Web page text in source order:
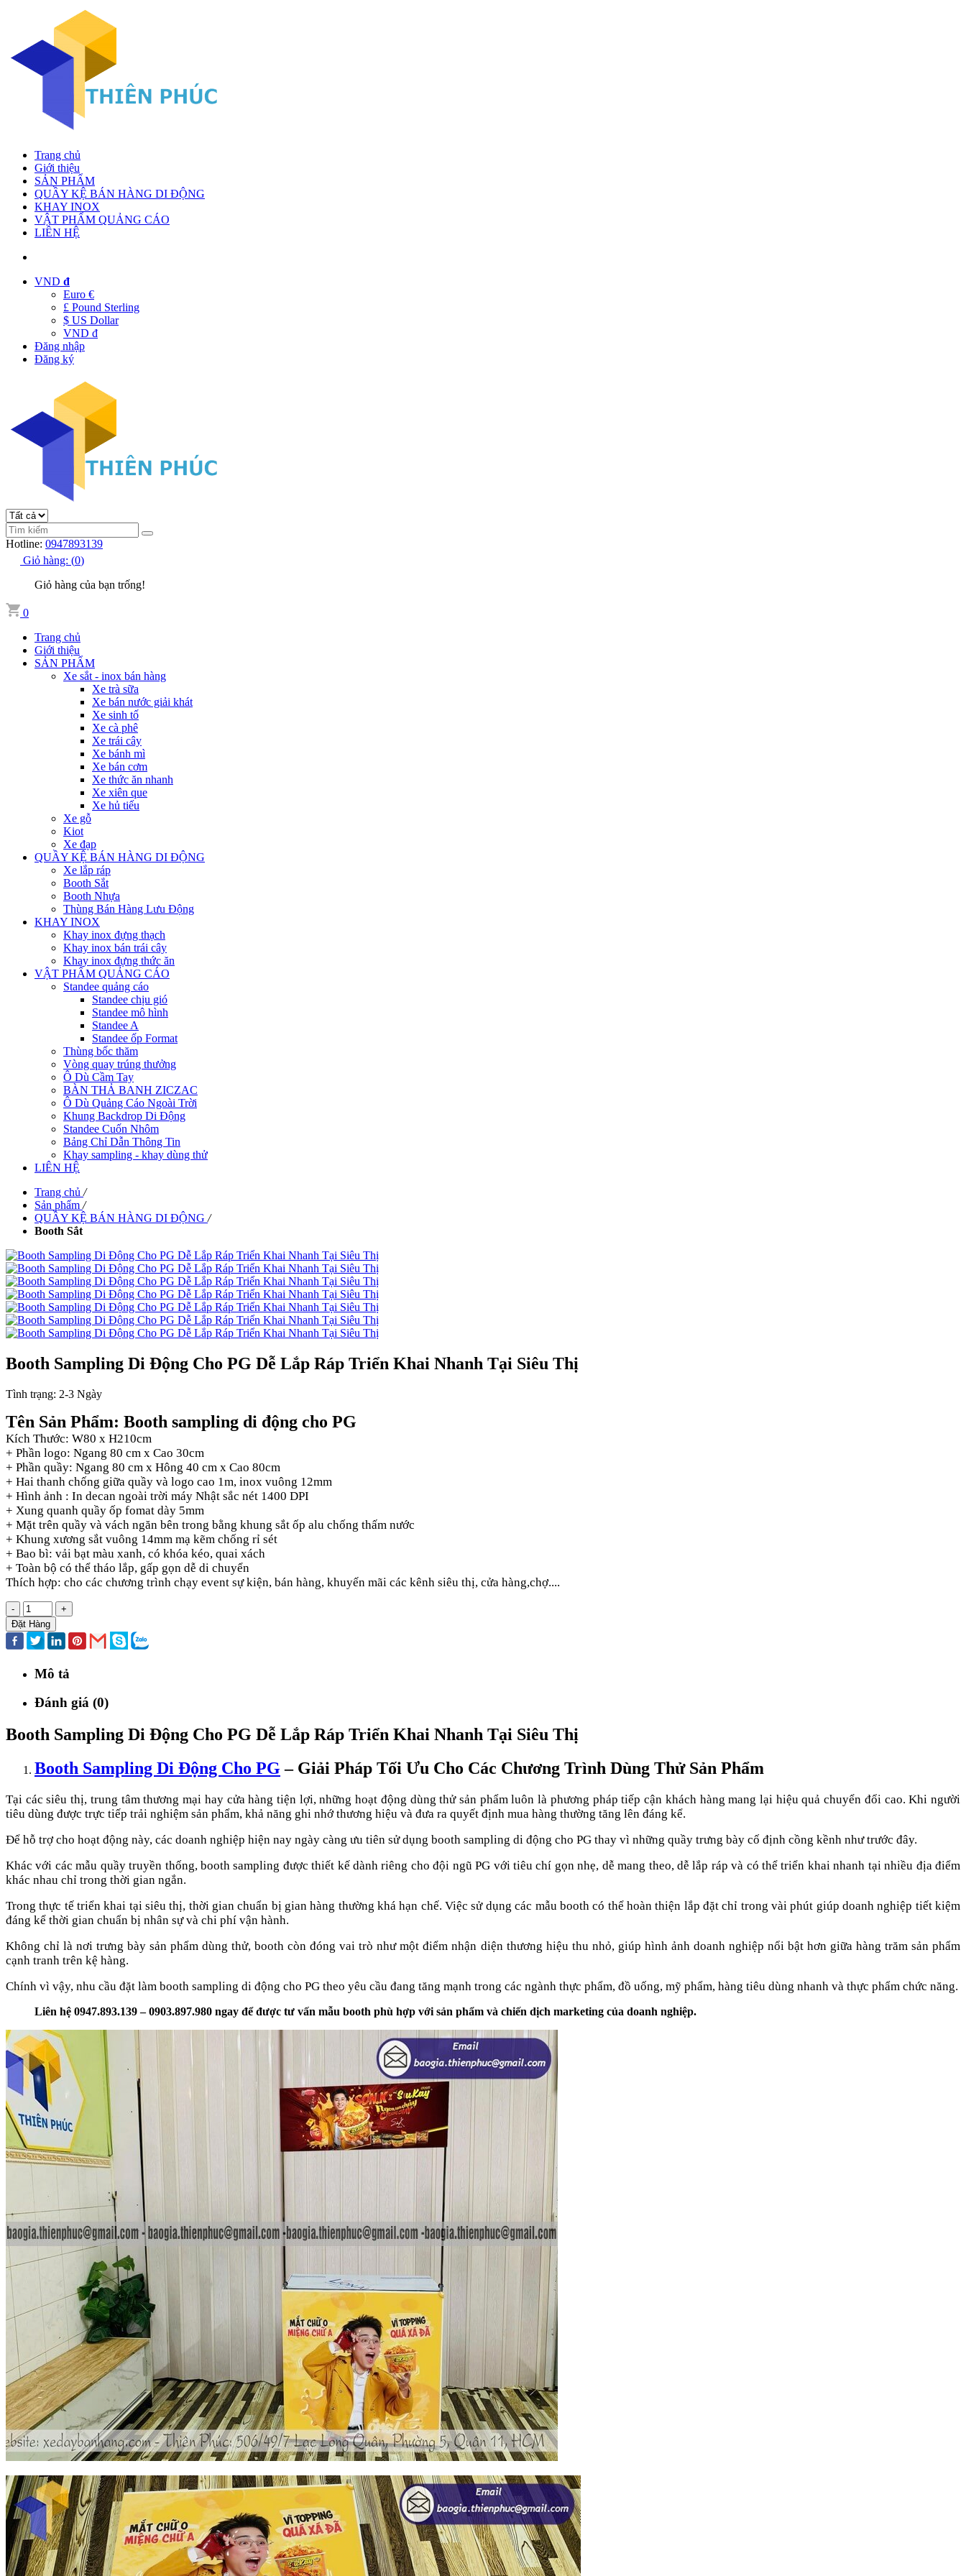
Trang chủ
Giới thiệu
SẢN PHẨM
QUẦY KỆ BÁN HÀNG DI ĐỘNG
KHAY INOX
VẬT PHẨM QUẢNG CÁO
LIÊN HỆ
VND đ
Euro €
£ Pound Sterling
$ US Dollar
VND đ
Đăng nhập
Đăng ký
Hotline: 0947893139
Giỏ hàng: (0)
Giỏ hàng của bạn trống!
0
Trang chủ
Giới thiệu
SẢN PHẨM
Xe sắt - inox bán hàng
Xe trà sữa
Xe bán nước giải khát
Xe sinh tố
Xe cà phê
Xe trái cây
Xe bánh mì
Xe bán cơm
Xe thức ăn nhanh
Xe xiên que
Xe hủ tiếu
Xe gỗ
Kiot
Xe đạp
QUẦY KỆ BÁN HÀNG DI ĐỘNG
Xe lắp ráp
Booth Sắt
Booth Nhựa
Thùng Bán Hàng Lưu Động
KHAY INOX
Khay inox đựng thạch
Khay inox bán trái cây
Khay inox đựng thức ăn
VẬT PHẨM QUẢNG CÁO
Standee quảng cáo
Standee chịu gió
Standee mô hình
Standee A
Standee ốp Format
Thùng bốc thăm
Vòng quay trúng thưởng
Ô Dù Cầm Tay
BÀN THẢ BANH ZICZAC
Ô Dù Quảng Cáo Ngoài Trời
Khung Backdrop Di Động
Standee Cuốn Nhôm
Bảng Chỉ Dẫn Thông Tin
Khay sampling - khay dùng thử
LIÊN HỆ
Trang chủ /
Sản phẩm /
QUẦY KỆ BÁN HÀNG DI ĐỘNG /
Booth Sắt
Booth Sampling Di Động Cho PG Dễ Lắp Ráp Triển Khai Nhanh Tại Siêu Thị
Tình trạng: 2-3 Ngày
Tên Sản Phẩm: Booth sampling di động cho PG
Kích Thước: W80 x H210cm
+ Phần logo: Ngang 80 cm x Cao 30cm
+ Phần quầy: Ngang 80 cm x Hông 40 cm x Cao 80cm
+ Hai thanh chống giữa quầy và logo cao 1m, inox vuông 12mm
+ Hình ảnh : In decan ngoài trời máy Nhật sắc nét 1400 DPI
+ Xung quanh quầy ốp fomat dày 5mm
+ Mặt trên quầy và vách ngăn bên trong bằng khung sắt ốp alu chống thấm nước
+ Khung xương sắt vuông 14mm mạ kẽm chống rỉ sét
+ Bao bì: vải bạt màu xanh, có khóa kéo, quai xách
+ Toàn bộ có thể tháo lắp, gấp gọn dễ di chuyển
Thích hợp: cho các chương trình chạy event sự kiện, bán hàng, khuyến mãi các kênh siêu thị, cửa hàng,chợ....
-
+
Đặt Hàng
Mô tả
Đánh giá (0)
Booth Sampling Di Động Cho PG Dễ Lắp Ráp Triển Khai Nhanh Tại Siêu Thị
Booth Sampling Di Động Cho PG – Giải Pháp Tối Ưu Cho Các Chương Trình Dùng Thử Sản Phẩm
Tại các siêu thị, trung tâm thương mại hay cửa hàng tiện lợi, những hoạt động dùng thử sản phẩm luôn là phương pháp tiếp cận khách hàng mang lại hiệu quả chuyển đổi cao. Khi người
tiêu dùng được trực tiếp trải nghiệm sản phẩm, khả năng ghi nhớ thương hiệu và đưa ra quyết định mua hàng thường tăng lên đáng kể.
Để hỗ trợ cho hoạt động này, các doanh nghiệp hiện nay ngày càng ưu tiên sử dụng booth sampling di động cho PG thay vì những quầy trưng bày cố định cồng kềnh như trước đây.
Khác với các mẫu quầy truyền thống, booth sampling được thiết kế dành riêng cho đội ngũ PG với tiêu chí gọn nhẹ, dễ mang theo, dễ lắp ráp và có thể triển khai nhanh tại nhiều địa điểm
khác nhau chỉ trong thời gian ngắn.
Trong thực tế triển khai tại siêu thị, thời gian chuẩn bị gian hàng thường khá hạn chế. Việc sử dụng các mẫu booth có thể hoàn thiện lắp đặt chỉ trong vài phút giúp doanh nghiệp tiết kiệm
đáng kể thời gian chuẩn bị nhân sự và chi phí vận hành.
Không chỉ là nơi trưng bày sản phẩm dùng thử, booth còn đóng vai trò như một điểm nhận diện thương hiệu thu nhỏ, giúp hình ảnh doanh nghiệp nổi bật hơn giữa hàng trăm sản phẩm
cạnh tranh trên kệ hàng.
Chính vì vậy, nhu cầu đặt làm booth sampling di động cho PG theo yêu cầu đang tăng mạnh trong các ngành thực phẩm, đồ uống, mỹ phẩm, hàng tiêu dùng nhanh và thực phẩm chức năng.
Liên hệ 0947.893.139 – 0903.897.980 ngay để được tư vấn mẫu booth phù hợp với sản phẩm và chiến dịch marketing của doanh nghiệp.